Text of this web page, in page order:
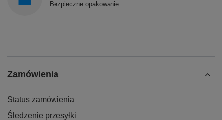
Bezpieczne opakowanie
Zamówienia
Status zamówienia
Śledzenie przesyłki